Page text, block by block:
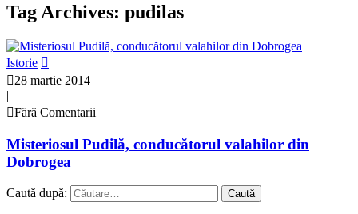
Tag Archives: pudilas
Istorie
28 martie 2014
|
Fără Comentarii
Misteriosul Pudilă, conducătorul valahilor din
Dobrogea
Caută după: